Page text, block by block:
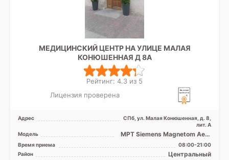
МЕДИЦИНСКИЙ ЦЕНТР НА УЛИЦЕ МАЛАЯ
КОНЮШЕННАЯ Д 8А
Рейтинг: 4.3 из 5
Лицензия проверена
Адрес
СПб, ул. Малая Конюшенная, д. 8,
лит. А
Модель
МРТ Siemens Magnetom Aero
1.5 Т, КТ Philips Ingenuity Elite
128 срезов
Время приема
08:00-21:00
Район
Центральный